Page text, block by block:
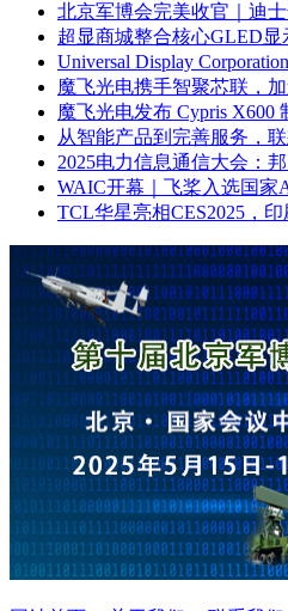
北京军博会完美收官｜迪
超显商城整合核心GLED
Universal Display
魔飞光电携手智聚芯联，
魔飞光电发布 Cypris X600
从智能产品到完善服务，
2025电力信息通信大会：
WAIC开幕｜飞桨入选国家
TCL华星亮相CES2025，